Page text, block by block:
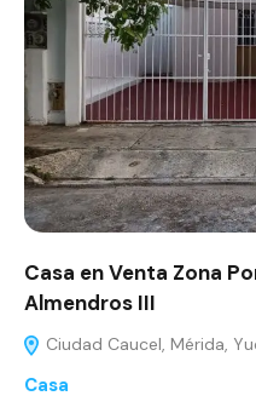
Casa en Venta Zona
Almendros III
Ciudad Caucel, Mérida,
Casa